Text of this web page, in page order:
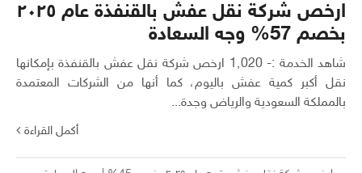
ارخص شركة نقل عفش بالقنفذة عام ٢٠٢٥
بخصم 57% وجه السعادة
شاهد الخدمة :- 1٬020 ارخص شركة نقل عفش بالقنفذة بإمكانها
نقل أكبر كمية عفش باليوم، كما أنها من الشركات المعتمدة
بالمملكة السعودية والرياض وجدة...
أكمل القراءة